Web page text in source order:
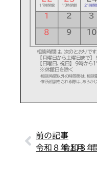
前の記事
令和８年１月
令和８